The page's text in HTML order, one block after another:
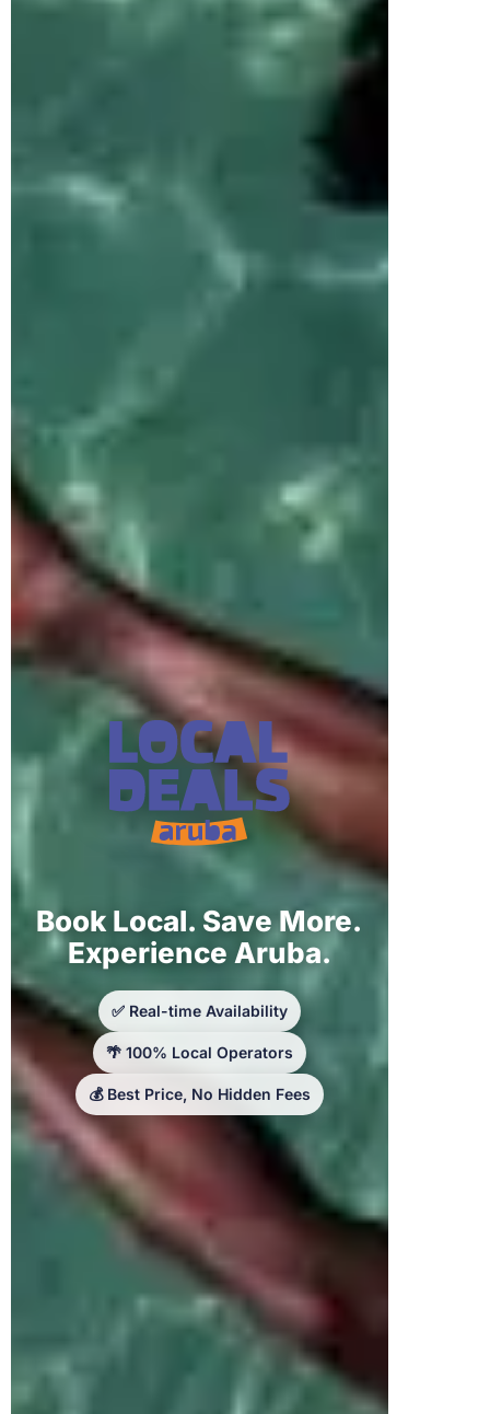
Book Local. Save More.
Experience Aruba.
✅ Real-time Availability
🌴 100% Local Operators
💰 Best Price, No Hidden Fees